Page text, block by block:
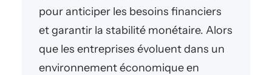
pour anticiper les besoins financiers
et garantir la stabilité monétaire. Alors
que les entreprises évoluent dans un
environnement économique en